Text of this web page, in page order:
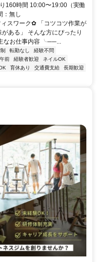
160時間 10:00〜19:00（実働
：無し
スワーク✿ 「コツコツ作業が
ある」 そんな方にぴったり
お仕事内容 ╰──...
転勤なし
経験不問
午前 経験者歓迎
ネイルOK
育休あり 交通費支給
長期歓迎